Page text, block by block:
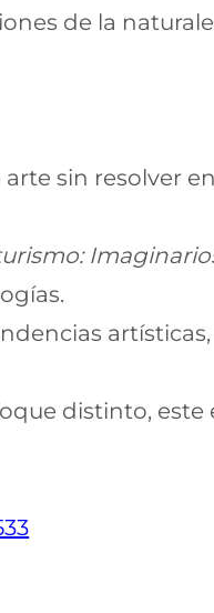
de la
sin resolver
artísticas,
distinto, este